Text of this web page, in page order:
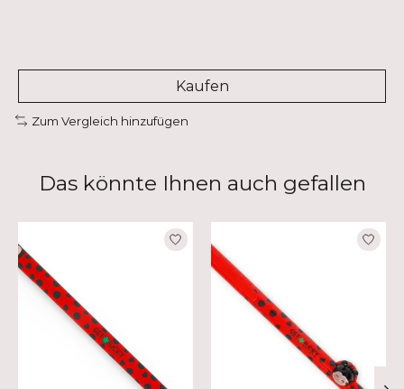
Kaufen
Zum Vergleich hinzufügen
Das könnte Ihnen auch gefallen
Produkt-Karussell-Artikel